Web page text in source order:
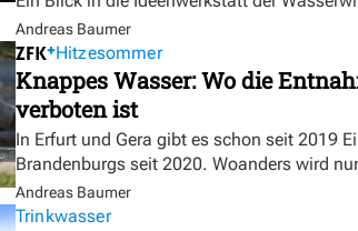
Andreas Baumer
Hitzesommer
Knappes Wasser: Wo die
verboten ist
In Erfurt und Gera gibt es schon seit 2019
Brandenburgs seit 2020. Woanders wird
Andreas Baumer
Trinkwasser